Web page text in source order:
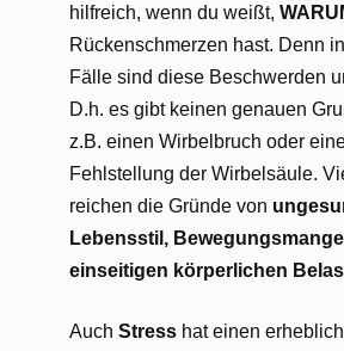
hilfreich, wenn du weißt,
Rückenschmerzen hast. Denn
Fälle sind diese Beschwerden
D.h. es gibt keinen genauen
z.B. einen Wirbelbruch oder
Fehlstellung der Wirbelsäule.
reichen die Gründe von
Lebensstil, Bewegungsmangel
einseitigen körperlichen
Auch Stress hat einen